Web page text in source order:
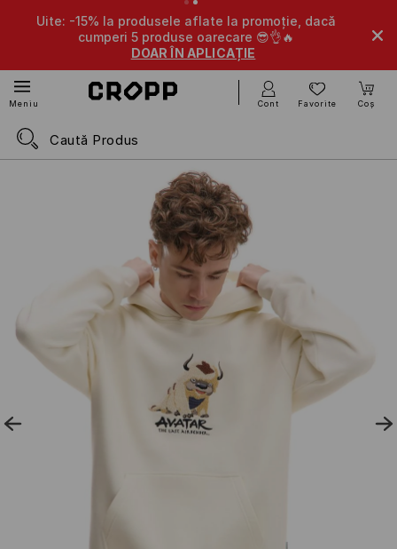
Uite: -15% la produsele aflate la promoție, dacă
cumperi 5 produse oarecare 😎👌🔥
DOAR ÎN APLICAȚIE
Meniu Cont Favorite Coș